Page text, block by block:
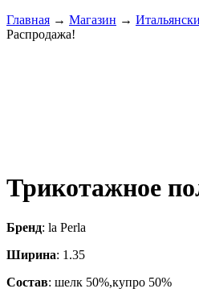
Главная → Магазин →
Распродажа!
Трикотажное
Бренд: la Perla
Ширина: 1.35
Состав: шелк 50%,купро 50%